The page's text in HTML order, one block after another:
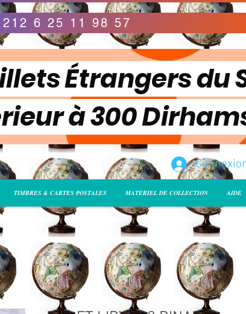
6 25 11 98 57
Étrangers du
à 300
TIMBRES & CARTES POSTALES MATERIEL DE COLLECTION AIDE